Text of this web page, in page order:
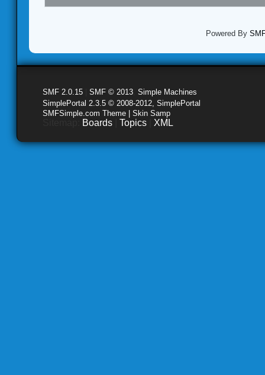
Powered By
SMF 2.0.15 SMF © 2013 Simple Machines
SimplePortal 2.3.5 © 2008-2012, SimplePortal
SMFSimple.com Theme | Skin Samp
Boards Topics XML